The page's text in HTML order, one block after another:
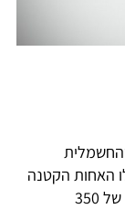
התוכניות בשנת 2019, ואילו האחות הקטנה
צפויה בשנת 2020, כשהיא משיגה טווח נסיעה של 350